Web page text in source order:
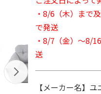
・8/6（木）まで
で発送
・8/7（金）～8/
送
【メーカー名】